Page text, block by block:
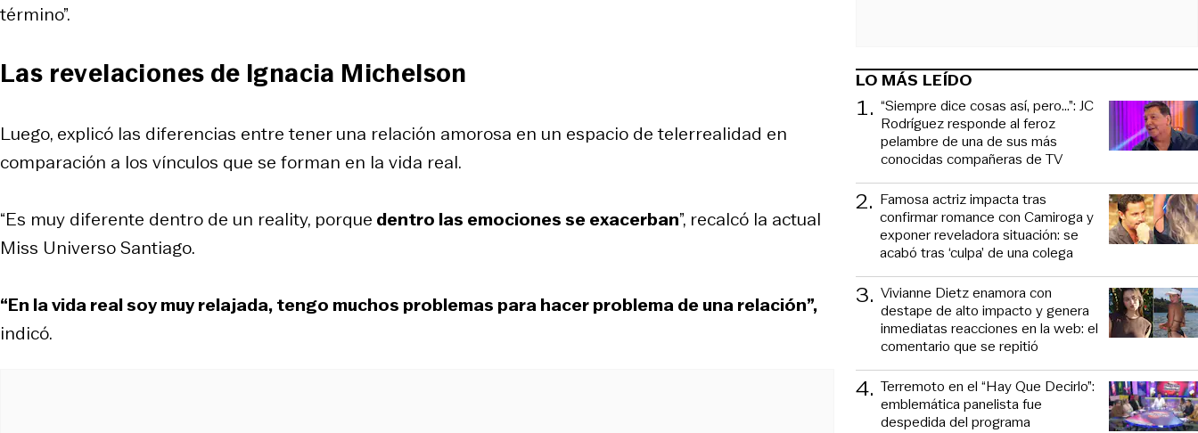
término”.
Las revelaciones de Ignacia Michelson
Luego, explicó las diferencias entre tener una relación amorosa en un espacio de telerrealidad en
comparación a los vínculos que se forman en la vida real.
“Es muy diferente dentro de un reality, porque dentro las emociones se exacerban”, recalcó la actual
Miss Universo Santiago.
“En la vida real soy muy relajada, tengo muchos problemas para hacer problema de una relación”,
indicó.
LO MÁS LEÍDO
1. “Siempre dice cosas así, pero...”: JC
Rodríguez responde al feroz
pelambre de una de sus más
conocidas compañeras de TV
2. Famosa actriz impacta tras
confirmar romance con Camiroga y
exponer reveladora situación: se
acabó tras ‘culpa’ de una colega
3. Vivianne Dietz enamora con
destape de alto impacto y genera
inmediatas reacciones en la web: el
comentario que se repitió
4. Terremoto en el “Hay Que Decirlo”:
emblemática panelista fue
despedida del programa